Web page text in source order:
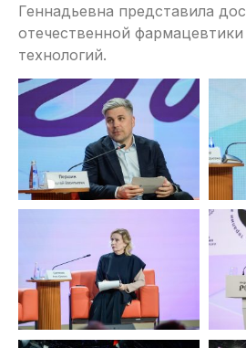
Геннадьевна представила
отечественной
технологий.